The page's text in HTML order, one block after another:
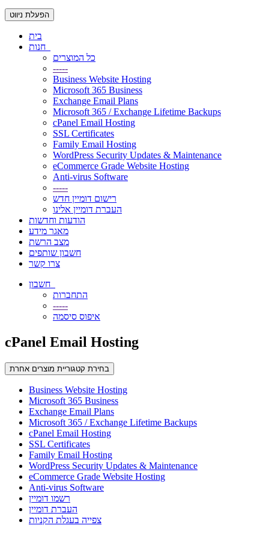
הפעלת ניווט
בית
כל המוצרים
-----
Business Website Hosting
Microsoft 365 Business
Exchange Email Plans
Microsoft 365 / Exchange Lifetime Backups
cPanel Email Hosting
SSL Certificates
Family Email Hosting
WordPress Security Updates & Maintenance
eCommerce Grade Website Hosting
Anti-virus Software
-----
רישום דומיין חדש
העברת דומיין אלינו
הודעות וחדשות
מאגר מידע
מצב הרשת
חשבון שותפים
צרו קשר
התחברות
-----
איפוס סיסמה
cPanel Email Hosting
בחירת קטגוריית מוצרים אחרת
Business Website Hosting
Microsoft 365 Business
Exchange Email Plans
Microsoft 365 / Exchange Lifetime Backups
cPanel Email Hosting
SSL Certificates
Family Email Hosting
WordPress Security Updates & Maintenance
eCommerce Grade Website Hosting
Anti-virus Software
רשמו דומיין
העברת דומיין
צפייה בעגלת הקניות